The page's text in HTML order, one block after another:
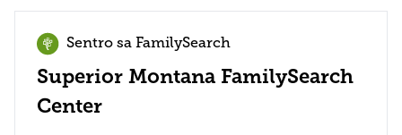
Sentro sa FamilySearch
Superior Montana FamilySearch
Center